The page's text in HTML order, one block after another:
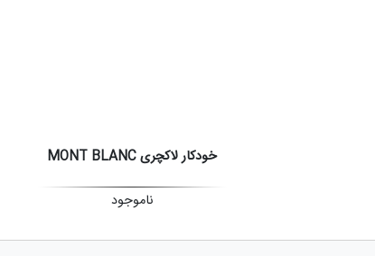
خودکار لاکچری MONT BLANC
ناموجود